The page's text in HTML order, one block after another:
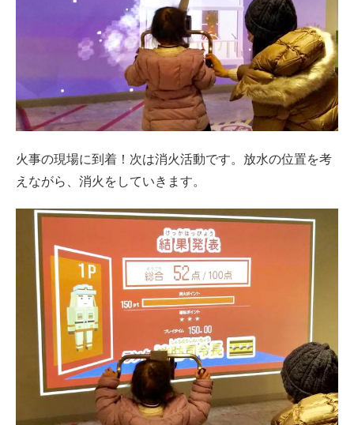
火事の現場に到着！次は消火活動です。放水の位置を考
えながら、消火をしていきます。